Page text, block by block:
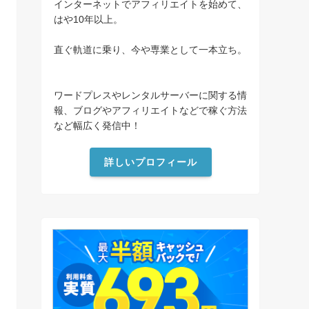
インターネットでアフィリエイトを始めて、
はや10年以上。
直ぐ軌道に乗り、今や専業として一本立ち。
ワードプレスやレンタルサーバーに関する情
報、ブログやアフィリエイトなどで稼ぐ方法
など幅広く発信中！
詳しいプロフィール